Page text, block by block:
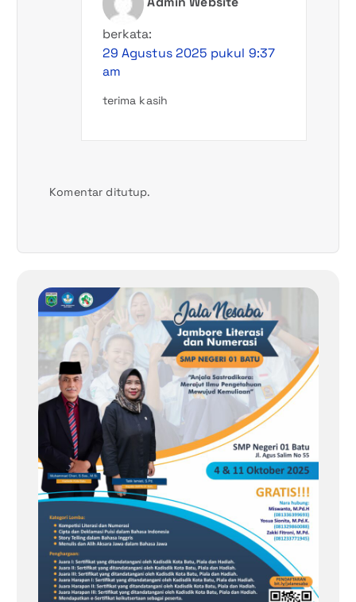
berkata:
29 Agustus 2025 pukul 9:37
am
terima kasih
Komentar ditutup.